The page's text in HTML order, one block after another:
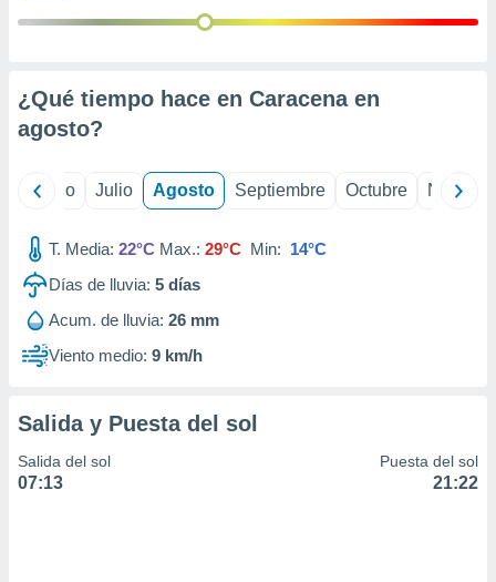
¿Qué tiempo hace en Caracena en
agosto?
Junio Julio Agosto Septiembre Octubre
T. Media: 22°C Max.: 29°C Min: 14°C
Días de lluvia: 5 días
Acum. de lluvia: 26 mm
Viento medio: 9 km/h
Salida y Puesta del sol
Salida del sol
07:13
Puesta del sol
21:22